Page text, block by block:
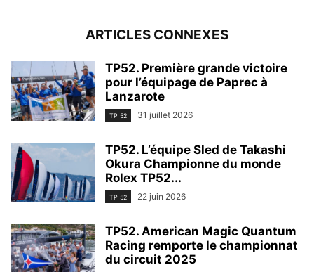
ARTICLES CONNEXES
TP52. Première grande victoire
pour l’équipage de Paprec à
Lanzarote
TP 52 31 juillet 2026
TP52. L’équipe Sled de Takashi
Okura Championne du monde
Rolex TP52...
TP 52 22 juin 2026
TP52. American Magic Quantum
Racing remporte le championnat
du circuit 2025